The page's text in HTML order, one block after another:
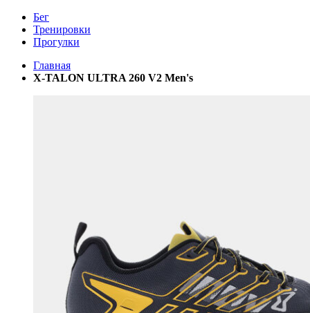
Бег
Тренировки
Прогулки
Главная
X-TALON ULTRA 260 V2 Men's